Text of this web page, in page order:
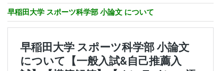
早稲田大学 スポーツ科学部 小論文 について